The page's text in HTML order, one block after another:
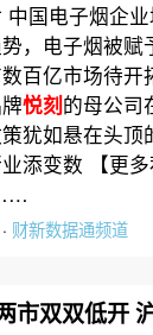
中国电子烟企
，电子烟被赋
百亿市场待开
悦刻的母公司
犹如悬在头顶
添变数 【更
财新数据通频道
市双双低开